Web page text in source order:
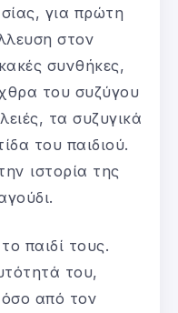
για πρώτη
στον
συνθήκες,
του συζύγου
τα συζυγικά
του παιδιού.
ιστορία της
παιδί τους.
του,
από τον